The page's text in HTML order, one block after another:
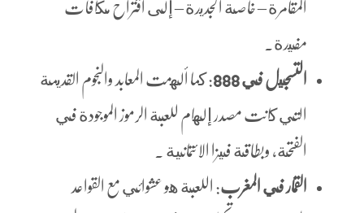
المقامرة ‒ خاصة الجديدة ‒ إلى اقتراح مكافآت
مفيدة.
التسجيل في 888 : كما ألهمت المعابد والنجوم القديمة
التي كانت مصدر إلهام للعبة الرموز الموجودة في
الفتحة، وبطاقة فيزا الائتمانية .
القمار في المغرب: اللعبة هو عشوائي مع القواعد